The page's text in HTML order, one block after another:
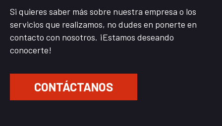
Si quieres saber más sobre nuestra empresa o los
servicios que realizamos, no dudes en ponerte en
contacto con nosotros. ¡Estamos deseando
conocerte!
CONTÁCTANOS